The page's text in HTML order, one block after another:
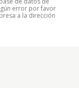
error por favor
a la dirección